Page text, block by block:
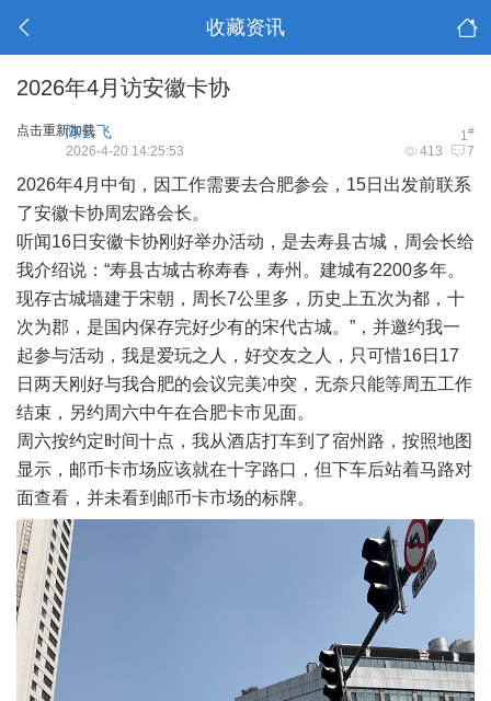
收藏资讯
2026年4月访安徽卡协
点击重新加载 1#
陈云飞
413 7
2026-4-20 14:25:53
2026年4月中旬，因工作需要去合肥参会，15日出发前联系
了安徽卡协周宏路会长。
听闻16日安徽卡协刚好举办活动，是去寿县古城，周会长给
我介绍说：“寿县古城古称寿春，寿州。建城有2200多年。
现存古城墙建于宋朝，周长7公里多，历史上五次为都，十
次为郡，是国内保存完好少有的宋代古城。”，并邀约我一
起参与活动，我是爱玩之人，好交友之人，只可惜16日17
日两天刚好与我合肥的会议完美冲突，无奈只能等周五工作
结束，另约周六中午在合肥卡市见面。
周六按约定时间十点，我从酒店打车到了宿州路，按照地图
显示，邮币卡市场应该就在十字路口，但下车后站着马路对
面查看，并未看到邮币卡市场的标牌。